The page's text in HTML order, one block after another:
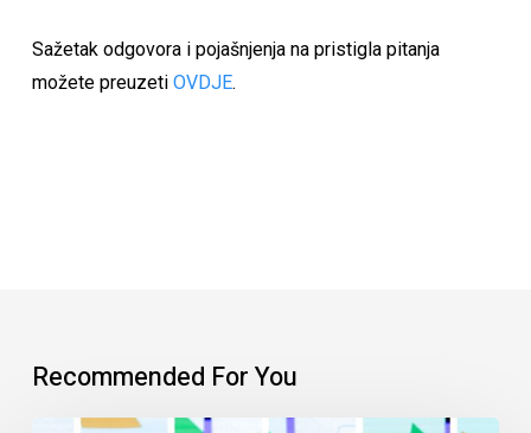
Sažetak odgovora i pojašnjenja na pristigla pitanja
možete preuzeti OVDJE.
Recommended For You